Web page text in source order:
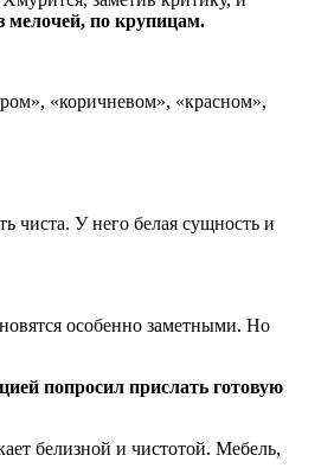
мелочей, по крупицам.
«коричневом», «красном»,
чиста. У него белая сущность и
особенно заметными. Но
попросил прислать готовую
белизной и чистотой. Мебель,